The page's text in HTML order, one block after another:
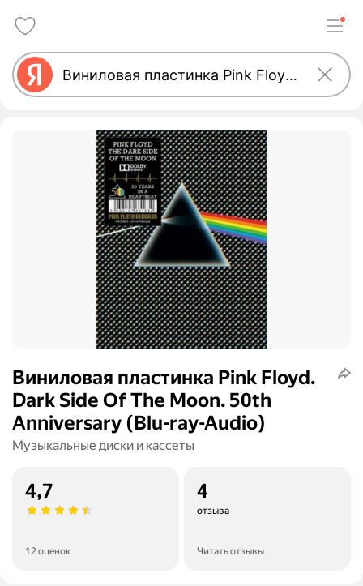
Виниловая пластинка Pink Floyd.
Dark Side Of The Moon. 50th
Anniversary (Blu-ray-Audio)
Музыкальные диски и кассеты
4,7
12 оценок
4
отзыва
Читать отзывы